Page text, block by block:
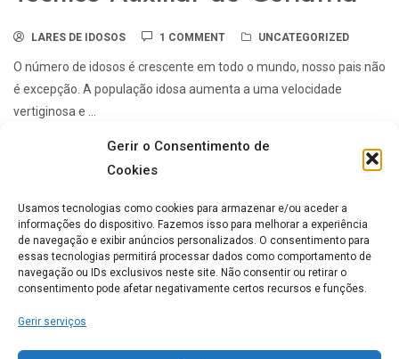
Gerir o Consentimento de
Cookies
Usamos tecnologias como cookies para armazenar e/ou aceder a
informações do dispositivo. Fazemos isso para melhorar a experiência
de navegação e exibir anúncios personalizados. O consentimento para
essas tecnologias permitirá processar dados como comportamento de
navegação ou IDs exclusivos neste site. Não consentir ou retirar o
consentimento pode afetar negativamente certos recursos e funções.
Gerir serviços
LARES DE IDOSOS 1 COMMENT UNCATEGORIZED
O número de idosos é crescente em todo o mundo, nosso pais não
é excepção. A população idosa aumenta a uma velocidade
vertiginosa e ...
Lares de idosos mais Populares
ERPI Horizonte Ternura
0
Casa de Repouso Chalet